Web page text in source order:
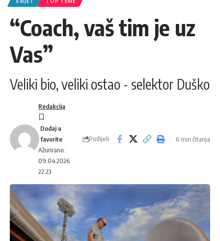
“Coach, vaš tim je uz
Vas”
Veliki bio, veliki ostao - selektor Duško
Ažurirano:
09.04.2026
22:23
Redakcija
Podijeli 6 min čitanja